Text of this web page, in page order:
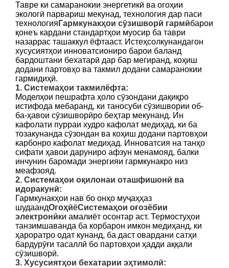
Тавре ки самаранокии энергетикӣ ва огоҳии
экологӣ парвариш мекунад, технология дар паси
технология Гармкунакҳои сӯзишворӣ гармӣбарои
қонеъ кардани стандартҳои муосир ба таври
назаррас ташаккул ёфтааст. Истеҳсолкунандагон
хусусиятҳои инноватсиониро барои баланд
бардоштани бехатарӣ дар бар мегиранд, коҳиш
додани партовҳо ва такмил додани самаранокии
гармидиҳӣ.
1. Системаҳои такмилёфта:
Моделҳои пешрафта ҳоло сӯзондани дақиқро
истифода мебаранд, ки таносуби сӯзишвории об-
ба-ҳавои сӯзишворӣро беҳтар мекунанд. Ин
кафолати пурраи худро кафолат медиҳад, ки ба
тозакунанда сӯзондан ва коҳиш додани партовҳои
карбонро кафолат медиҳад. Инноватсия на танҳо
сифати ҳавои даруниро афзун менамояд, балки
инчунин баромади энергияи гармкунакро низ
меафзояд.
2. Системаҳои оқилонаи оташфишонӣ ва
идоракунӣ:
Гармкунакҳои нав бо онҳо муҷаҳҳаз
шудаандОгоҳӣёСистемаҳои оғозёбии
электронӣки амалиёт осонтар аст. Термостуҳои
танзимшаванда ба корбарон имкон медиҳанд, ки
ҳароратро одат кунанд, ба даст овардани сатҳи
бардурӯғи тасаллӣ бо партовҳои ҳадди аққали
сӯзишворӣ.
3. Хусусиятҳои бехатарии эҳтимолӣ: